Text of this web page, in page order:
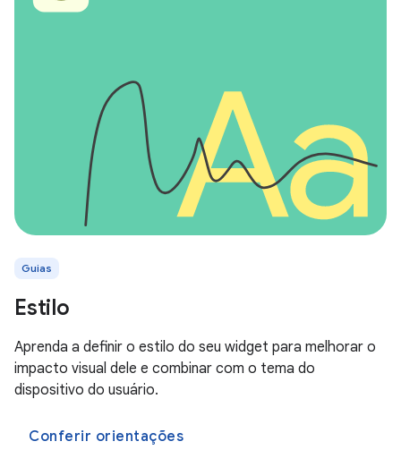
Guias
Estilo
Aprenda a definir o estilo do seu widget para melhorar o
impacto visual dele e combinar com o tema do
dispositivo do usuário.
Conferir orientações